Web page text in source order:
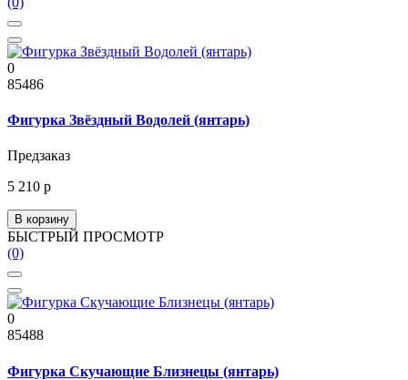
0
85486
Фигурка Звёздный Водолей (янтарь)
Предзаказ
5 210 р
В корзину
БЫСТРЫЙ ПРОСМОТР
(0)
0
85488
Фигурка Скучающие Близнецы (янтарь)